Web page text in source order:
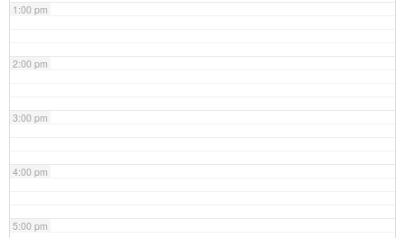
1:00 pm
2:00 pm
3:00 pm
4:00 pm
5:00 pm